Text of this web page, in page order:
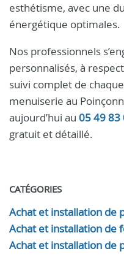
esthétisme, avec une
énergétique optimales.
Nos professionnels
personnalisés, à
suivi complet de
menuiserie au
aujourd’hui au 05 49 83
gratuit et détaillé.
CATÉGORIES
Achat et installation de
Achat et installation de
Achat et installation de